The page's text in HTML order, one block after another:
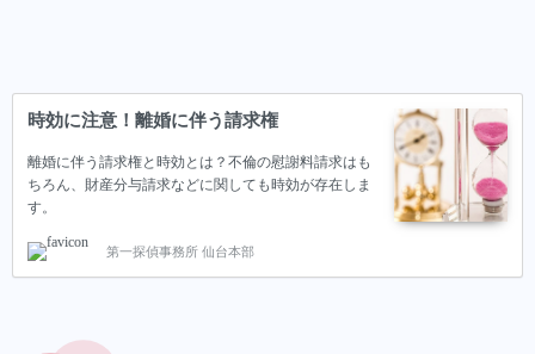
時効に注意！離婚に伴う請求権
離婚に伴う請求権と時効とは？不倫の慰謝料請求はも
ちろん、財産分与請求などに関しても時効が存在しま
す。
第一探偵事務所 仙台本部